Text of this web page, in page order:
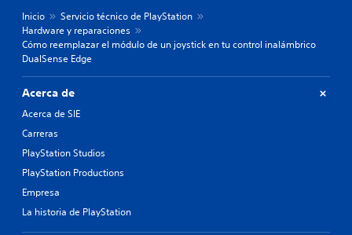
Inicio
Servicio técnico de PlayStation
Hardware y reparaciones
Cómo reemplazar el módulo de un joystick en tu control inalámbrico
DualSense Edge
Acerca de
Acerca de SIE
Carreras
PlayStation Studios
PlayStation Productions
Empresa
La historia de PlayStation